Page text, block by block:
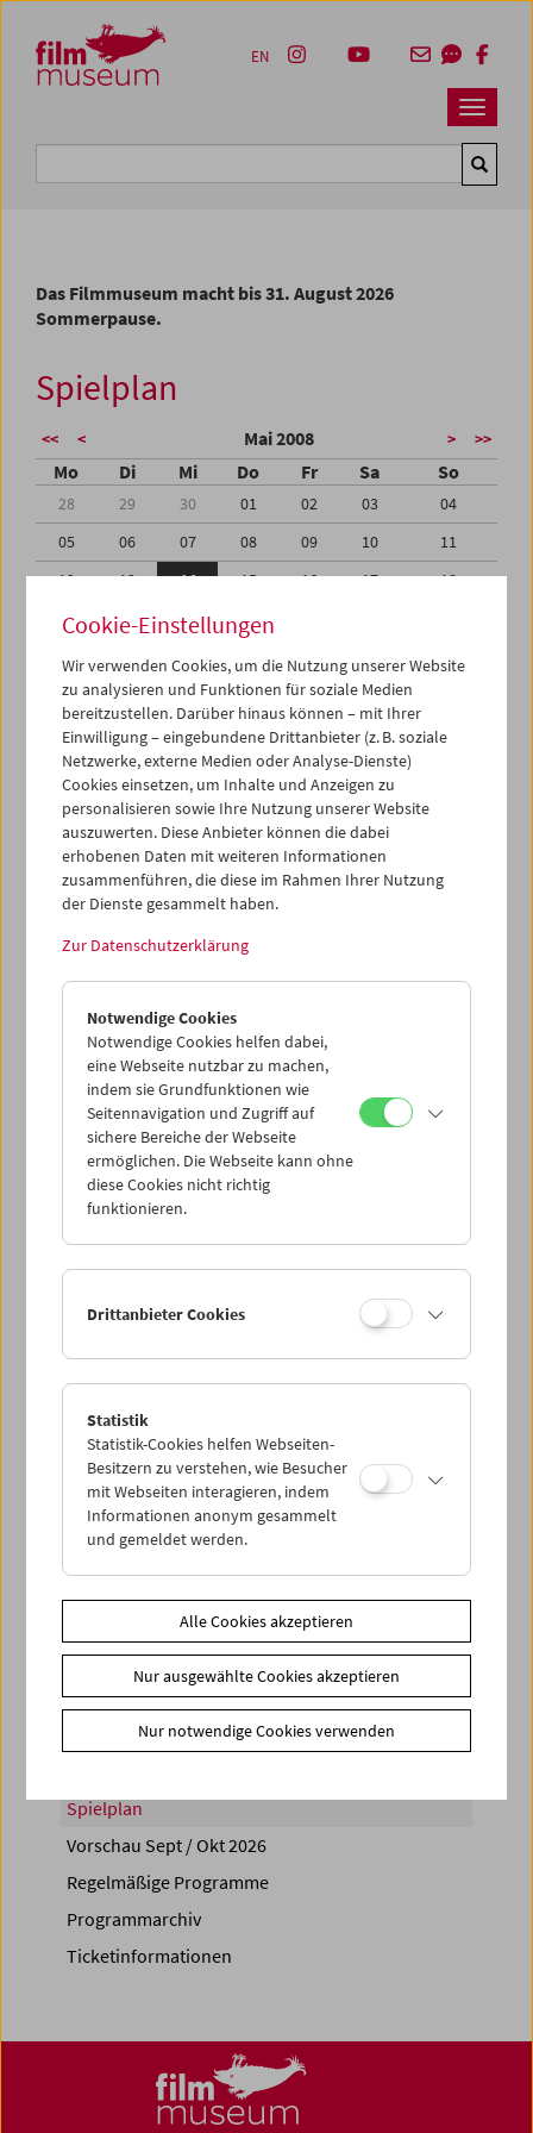
Zum Inhalt
Zum Hauptmenü
Zur Servicenavigation
Zum Suche
Navbar
EN
Das Filmmuseum macht bis 31. August 2026
Sommerpause.
Spielplan
<< < Mai 2008 > >>
Mo Di Mi Do Fr Sa So
28 29 30 01 02 03
04
05
06 07 08 09 10
11
12
13 14 15 16 17
18
19
20 21 22
26
28 30
01
02
03 04 05 06 07
iCalender
Programmheft-PDF
English language or subtitles
< Vorherige Woche
Mo 12.5.
Di 13.5.
Mi 14.5.
Do 15.5.
Sa 17.5.
PROGRAMM ÜBERBLICK
Share on
Spielplan
Vorschau Sept / Okt 2026
Regelmäßige Programme
Programmarchiv
Ticketinformationen
Cookie-Einstellungen
Wir verwenden Cookies, um die Nutzung unserer Website
zu analysieren und Funktionen für soziale Medien
bereitzustellen. Darüber hinaus können – mit Ihrer
Einwilligung – eingebundene Drittanbieter (z. B. soziale
Netzwerke, externe Medien oder Analyse-Dienste)
Cookies einsetzen, um Inhalte und Anzeigen zu
personalisieren sowie Ihre Nutzung unserer Website
auszuwerten. Diese Anbieter können die dabei
erhobenen Daten mit weiteren Informationen
zusammenführen, die diese im Rahmen Ihrer Nutzung
der Dienste gesammelt haben.
Zur Datenschutzerklärung
Notwendige Cookies
Notwendige Cookies helfen dabei,
eine Webseite nutzbar zu machen,
indem sie Grundfunktionen wie
Seitennavigation und Zugriff auf
sichere Bereiche der Webseite
ermöglichen. Die Webseite kann ohne
diese Cookies nicht richtig
funktionieren.
Drittanbieter Cookies
Statistik
Statistik-Cookies helfen Webseiten-
Besitzern zu verstehen, wie Besucher
mit Webseiten interagieren, indem
Informationen anonym gesammelt
und gemeldet werden.
Alle Cookies akzeptieren
Nur ausgewählte Cookies akzeptieren
Nur notwendige Cookies verwenden